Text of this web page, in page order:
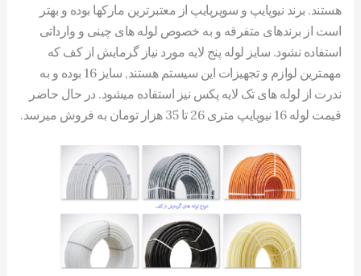
هستند. برند نیوپایپ و سوپرپایپ از معتبرترین مارکها بوده و بهتر
است از برندهای متفرقه و به خصوص لوله های چینی و وارداتی
استفاده نشود. سایز لوله پنج لایه مورد نیاز گرمایش از کف که
مهمترین لوازم و تجهیزات این سیستم هستند, سایز 16 بوده و به
ندرت از لوله های تک لایه پکس نیز استفاده میشود. در حال حاضر
قیمت لوله 16 نیوپایپ متری 26 تا 35 هزار تومان به فروش میرسد.